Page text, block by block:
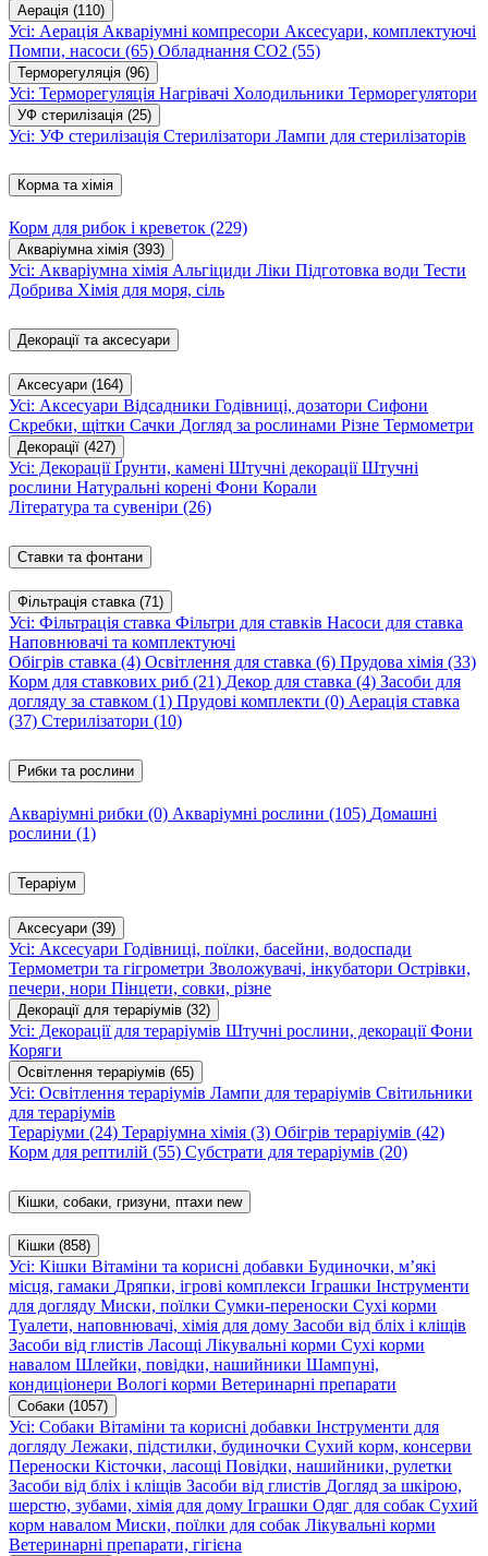
Аерація (110)
Усі: Аерація Акваріумні компресори Аксесуари, комплектуючі
Помпи, насоси (65) Обладнання CO2 (55)
Терморегуляція (96)
Усі: Терморегуляція Нагрівачі Холодильники Терморегулятори
УФ стерилізація (25)
Усі: УФ стерилізація Стерилізатори Лампи для стерилізаторів
Корма та хімія
Корм для рибок і креветок (229)
Акваріумна хімія (393)
Усі: Акваріумна хімія Альгіциди Ліки Підготовка води Тести
Добрива Хімія для моря, сіль
Декорації та аксесуари
Аксесуари (164)
Усі: Аксесуари Відсадники Годівниці, дозатори Сифони
Скребки, щітки Сачки Догляд за рослинами Різне Термометри
Декорації (427)
Усі: ДекораціїҐрунти, камені Штучні декораціїШтучні
рослини Натуральні корені Фони Корали
Література та сувеніри (26)
Ставки та фонтани
Фільтрація ставка (71)
Усі: Фільтрація ставка Фільтри для ставків Насоси для ставка
Наповнювачі та комплектуючі
Обігрів ставка (4) Освітлення для ставка (6) Прудова хімія (33)
Корм для ставкових риб (21) Декор для ставка (4) Засоби для
догляду за ставком (1) Прудові комплекти (0) Аерація ставка
(37) Стерилізатори (10)
Рибки та рослини
Акваріумні рибки (0) Акваріумні рослини (105) Домашні
рослини (1)
Тераріум
Аксесуари (39)
Усі: Аксесуари Годівниці, поїлки, басейни, водоспади
Термометри та гігрометри Зволожувачі, інкубатори Острівки,
печери, нори Пінцети, совки, різне
Декорації для тераріумів (32)
Усі: Декорації для тераріумів Штучні рослини, декораціїФони
Коряги
Освітлення тераріумів (65)
Усі: Освітлення тераріумів Лампи для тераріумів Світильники
для тераріумів
Тераріуми (24) Тераріумна хімія (3) Обігрів тераріумів (42)
Корм для рептилій (55) Субстрати для тераріумів (20)
Кішки, собаки, гризуни, птахи new
Кішки (858)
Усі: Кішки Вітаміни та корисні добавки Будиночки, м’які
місця, гамаки Дряпки, ігрові комплекси Іграшки Інструменти
для догляду Миски, поїлки Сумки-переноски Сухі корми
Туалети, наповнювачі, хімія для дому Засоби від бліх і кліщів
Засоби від глистів Ласощі Лікувальні корми Сухі корми
навалом Шлейки, повідки, нашийники Шампуні,
кондиціонери Вологі корми Ветеринарні препарати
Собаки (1057)
Усі: Собаки Вітаміни та корисні добавки Інструменти для
догляду Лежаки, підстилки, будиночки Сухий корм, консерви
Переноски Кісточки, ласощі Повідки, нашийники, рулетки
Засоби від бліх і кліщів Засоби від глистів Догляд за шкірою,
шерстю, зубами, хімія для дому Іграшки Одяг для собак Сухий
корм навалом Миски, поїлки для собак Лікувальні корми
Ветеринарні препарати, гігієна